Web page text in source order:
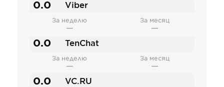
0.0 Viber
За неделю
—
За месяц
—
0.0 TenChat
За неделю
—
За месяц
—
0.0 VC.RU